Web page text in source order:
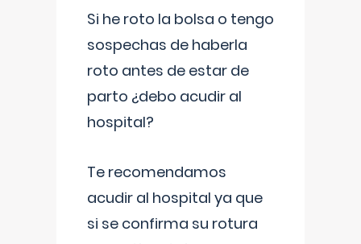
Si he roto la bolsa o tengo
sospechas de haberla
roto antes de estar de
parto ¿debo acudir al
hospital?
Te recomendamos
acudir al hospital ya que
si se confirma su rotura